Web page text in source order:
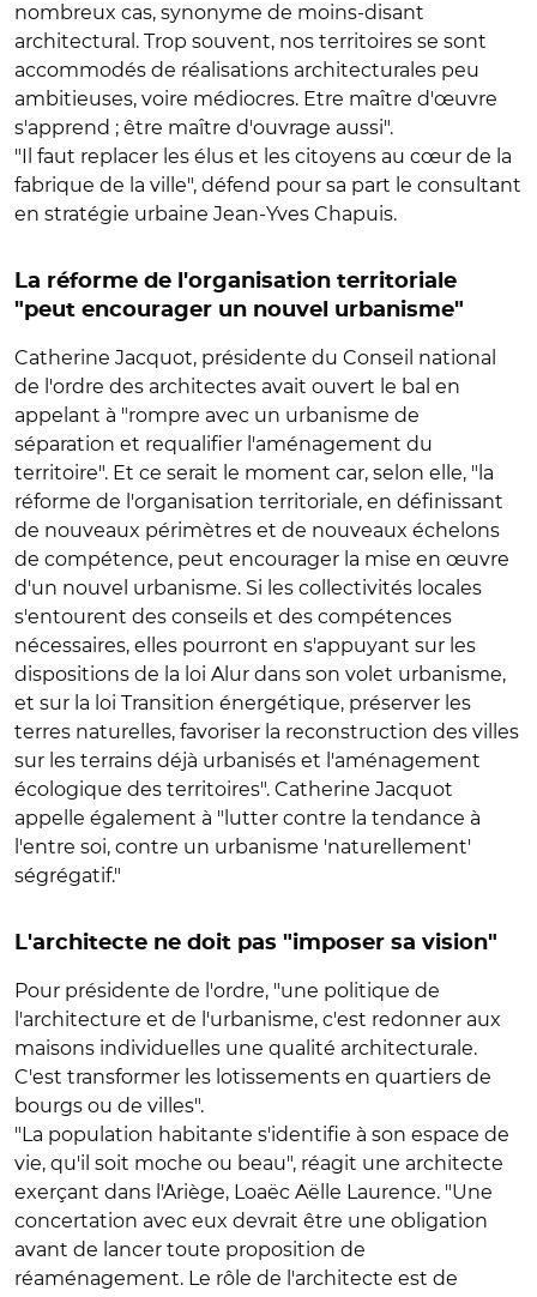
nombreux cas, synonyme de moins-disant
architectural. Trop souvent, nos territoires se sont
accommodés de réalisations architecturales peu
ambitieuses, voire médiocres. Etre maître d'œuvre
s'apprend ; être maître d'ouvrage aussi".
"Il faut replacer les élus et les citoyens au cœur de la
fabrique de la ville", défend pour sa part le consultant
en stratégie urbaine Jean-Yves Chapuis.
La réforme de l'organisation territoriale
"peut encourager un nouvel urbanisme"
Catherine Jacquot, présidente du Conseil national
de l'ordre des architectes avait ouvert le bal en
appelant à "rompre avec un urbanisme de
séparation et requalifier l'aménagement du
territoire". Et ce serait le moment car, selon elle, "la
réforme de l'organisation territoriale, en définissant
de nouveaux périmètres et de nouveaux échelons
de compétence, peut encourager la mise en œuvre
d'un nouvel urbanisme. Si les collectivités locales
s'entourent des conseils et des compétences
nécessaires, elles pourront en s'appuyant sur les
dispositions de la loi Alur dans son volet urbanisme,
et sur la loi Transition énergétique, préserver les
terres naturelles, favoriser la reconstruction des villes
sur les terrains déjà urbanisés et l'aménagement
écologique des territoires". Catherine Jacquot
appelle également à "lutter contre la tendance à
l'entre soi, contre un urbanisme 'naturellement'
ségrégatif."
L'architecte ne doit pas "imposer sa vision"
Pour présidente de l'ordre, "une politique de
l'architecture et de l'urbanisme, c'est redonner aux
maisons individuelles une qualité architecturale.
C'est transformer les lotissements en quartiers de
bourgs ou de villes".
"La population habitante s'identifie à son espace de
vie, qu'il soit moche ou beau", réagit une architecte
exerçant dans l'Ariège, Loaëc Aëlle Laurence. "Une
concertation avec eux devrait être une obligation
avant de lancer toute proposition de
réaménagement. Le rôle de l'architecte est de